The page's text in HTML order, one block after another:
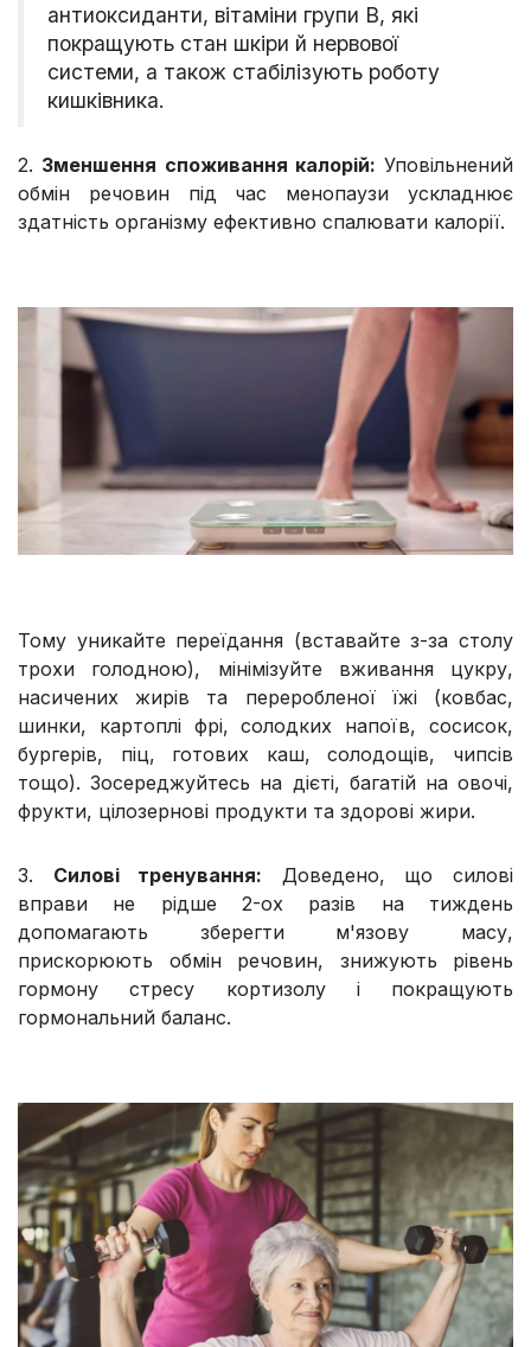
антиоксиданти, вітаміни групи В, які
покращують стан шкіри й нервової
системи, а також стабілізують роботу
кишківника.
2. Зменшення споживання калорій: Уповільнений
обмін речовин під час менопаузи ускладнює
здатність організму ефективно спалювати калорії.
Тому уникайте переїдання (вставайте з-за столу
трохи голодною), мінімізуйте вживання цукру,
насичених жирів та переробленої їжі (ковбас,
шинки, картоплі фрі, солодких напоїв, сосисок,
бургерів, піц, готових каш, солодощів, чипсів
тощо). Зосереджуйтесь на дієті, багатій на овочі,
фрукти, цілозернові продукти та здорові жири.
3. Силові тренування: Доведено, що силові
вправи не рідше 2-ох разів на тиждень
допомагають зберегти м'язову масу,
прискорюють обмін речовин, знижують рівень
гормону стресу кортизолу і покращують
гормональний баланс.